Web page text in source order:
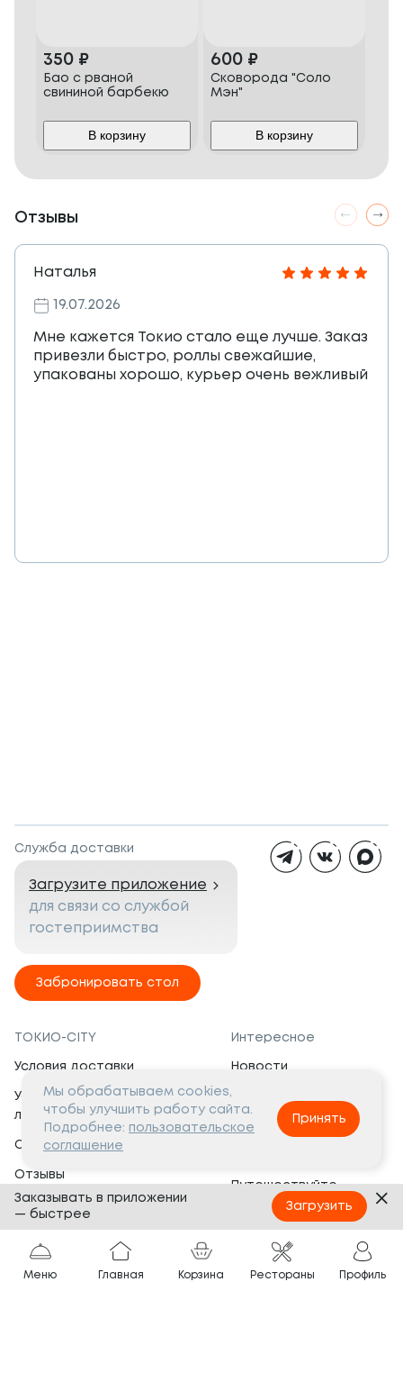
350 ₽
Бао с рваной
свининой барбекю
В корзину
600 ₽
Сковорода "Соло
Мэн"
В корзину
Отзывы
Наталья
19.07.2026
Мне кажется Токио стало еще лучше. Заказ
привезли быстро, роллы свежайшие,
упакованы хорошо, курьер очень вежливый
Служба доставки
Загрузите приложение
для связи со службой
гостеприимства
Забронировать стол
ТОКИО-CITY
Условия доставки
Условия программы
лояльности
Сертификаты
Отзывы
Банкеты
Вопросы и ответы
Интересное
Новости
Вакансии
Социальная жизнь
Путешествуйте
с ТОКИО-CITY
Партнёрам
Франшиза
Меню Главная Корзина Рестораны Профиль
Мы обрабатываем cookies,
чтобы улучшить работу сайта.
Подробнее: пользовательское
соглашение
Принять
Заказывать в приложении
— быстрее
Загрузить